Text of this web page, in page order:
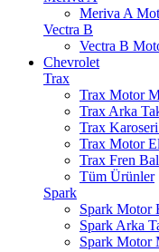
Meriva A
Vectra B
Vectra B
Chevrolet
Trax
Trax Motor
Trax Arka
Trax
Trax Motor
Trax Fren
Tüm Ürünler
Spark
Spark Motor
Spark Arka
Spark Motor